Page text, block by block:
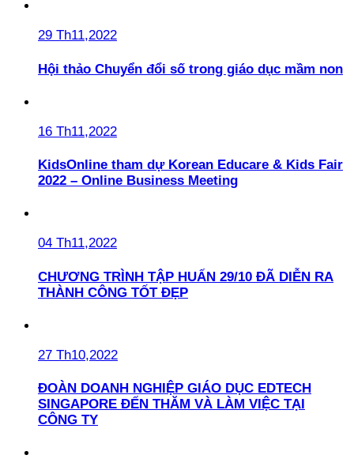
29 Th11,2022
Hội thảo Chuyển đổi số trong giáo dục mầm non
16 Th11,2022
KidsOnline tham dự Korean Educare & Kids Fair
2022 – Online Business Meeting
04 Th11,2022
CHƯƠNG TRÌNH TẬP HUẤN 29/10 ĐÃ DIỄN RA
THÀNH CÔNG TỐT ĐẸP
27 Th10,2022
ĐOÀN DOANH NGHIỆP GIÁO DỤC EDTECH
SINGAPORE ĐẾN THĂM VÀ LÀM VIỆC TẠI
CÔNG TY